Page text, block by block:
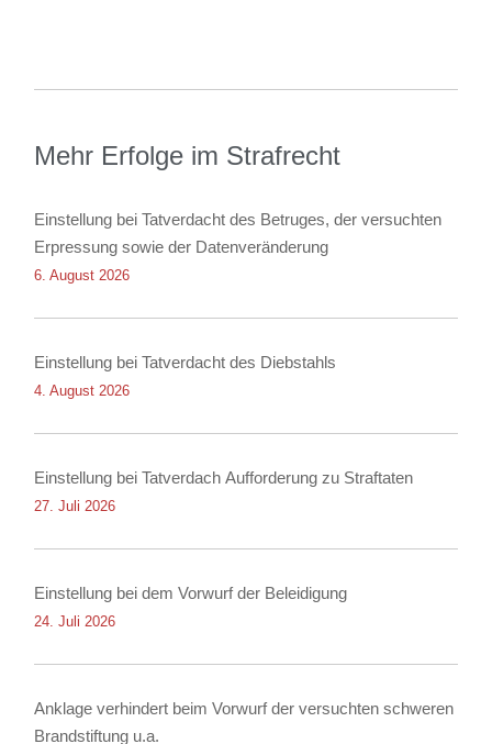
Mehr Erfolge im Strafrecht
Einstellung bei Tatverdacht des Betruges, der versuchten
Erpressung sowie der Datenveränderung
6. August 2026
Einstellung bei Tatverdacht des Diebstahls
4. August 2026
Einstellung bei Tatverdach Aufforderung zu Straftaten
27. Juli 2026
Einstellung bei dem Vorwurf der Beleidigung
24. Juli 2026
Anklage verhindert beim Vorwurf der versuchten schweren
Brandstiftung u.a.